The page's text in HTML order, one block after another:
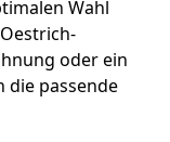
Wahl
oder ein
die passende